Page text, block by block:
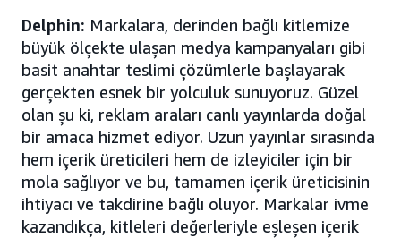
Delphin: Markalara, derinden bağlı kitlemize
büyük ölçekte ulaşan medya kampanyaları gibi
basit anahtar teslimi çözümlerle başlayarak
gerçekten esnek bir yolculuk sunuyoruz. Güzel
olan şu ki, reklam araları canlı yayınlarda doğal
bir amaca hizmet ediyor. Uzun yayınlar sırasında
hem içerik üreticileri hem de izleyiciler için bir
mola sağlıyor ve bu, tamamen içerik üreticisinin
ihtiyacı ve takdirine bağlı oluyor. Markalar ivme
kazandıkça, kitleleri değerleriyle eşleşen içerik